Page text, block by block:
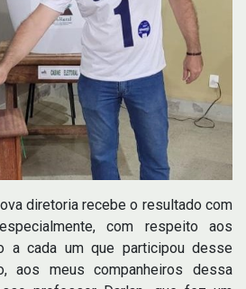
diretoria recebe o resultado com
com respeito aos
a cada um que participou desse
aos meus companheiros dessa